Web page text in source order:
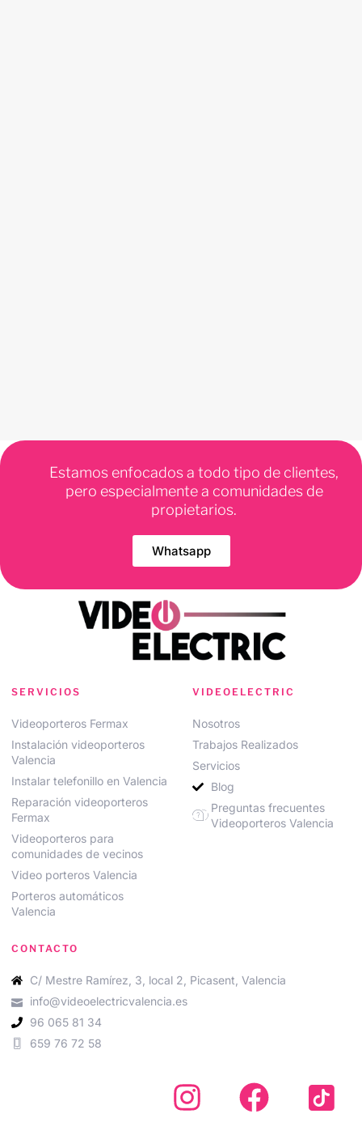
Estamos enfocados a todo tipo de clientes,
pero especialmente a comunidades de
propietarios.
Whatsapp
SERVICIOS
Videoporteros Fermax
Instalación videoporteros
Valencia
Instalar telefonillo en Valencia
Reparación videoporteros
Fermax
Videoporteros para
comunidades de vecinos
Video porteros Valencia
Porteros automáticos
Valencia
VIDEOELECTRIC
Nosotros
Trabajos Realizados
Servicios
Blog
Preguntas frecuentes
Videoporteros Valencia
CONTACTO
C/ Mestre Ramírez, 3, local 2, Picasent, Valencia
info@videoelectricvalencia.es
96 065 81 34
659 76 72 58